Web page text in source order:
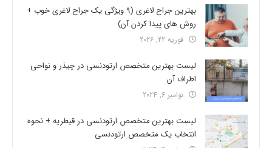
بهترین جراح لاغری (9 ویژگی یک جراح لاغری خوب +
روش های پیدا کردن آن)
فوریه 22, 2026
لیست بهترین متخصص ارتودنسی در چیذر و نواحی
اطراف آن
نوامبر 6, 2024
لیست بهترین متخصص ارتودنسی در قیطریه + نحوه
انتخاب یک متخصص ارتودنسی